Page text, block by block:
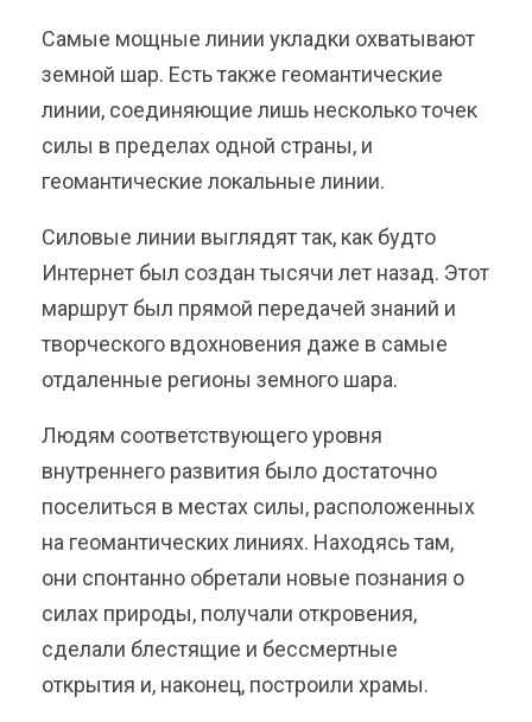
Самые мощные линии укладки охватывают
земной шар. Есть также геомантические
линии, соединяющие лишь несколько точек
силы в пределах одной страны, и
геомантические локальные линии.
Силовые линии выглядят так, как будто
Интернет был создан тысячи лет назад. Этот
маршрут был прямой передачей знаний и
творческого вдохновения даже в самые
отдаленные регионы земного шара.
Людям соответствующего уровня
внутреннего развития было достаточно
поселиться в местах силы, расположенных
на геомантических линиях. Находясь там,
они спонтанно обретали новые познания о
силах природы, получали откровения,
сделали блестящие и бессмертные
открытия и, наконец, построили храмы.